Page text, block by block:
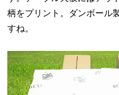
柄をプリント。ダンボール
すね。